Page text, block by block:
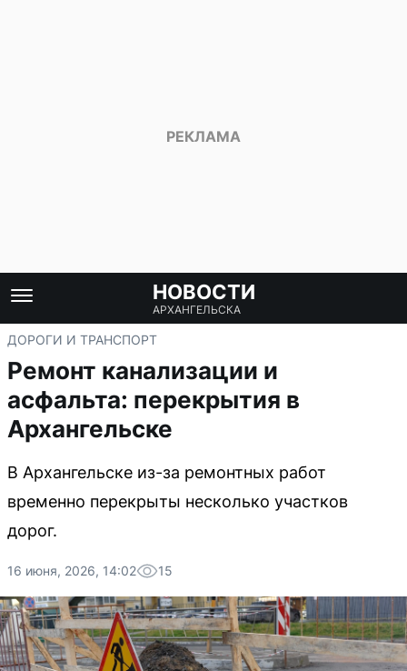
НОВОСТИ
АРХАНГЕЛЬСКА
ДОРОГИ И ТРАНСПОРТ
Ремонт канализации и
асфальта: перекрытия в
Архангельске
В Архангельске из-за ремонтных работ
временно перекрыты несколько участков
дорог.
16 июня, 2026, 14:02 15